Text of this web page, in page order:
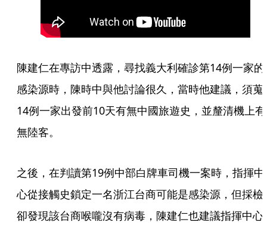
陳建仁在專訪中透露，尋找義大利確診第14例一家的
感染源時，陳時中與他討論很久，當時他建議，須蒐
14例一家出發前10天有無中國旅遊史，並釐清機上有
無陸客。
之後，在判讀第19例中部白牌車司機一案時，指揮中
心從接觸史鎖定一名浙江台商可能是感染源，但採檢
卻發現該台商喉嚨沒有病毒，陳建仁也建議指揮中心